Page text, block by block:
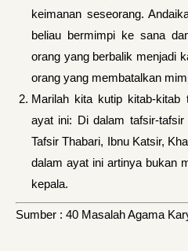
keimanan seseorang.
beliau bermimpi ke sana
orang yang berbalik menjadi
orang yang membatalkan
Marilah kita kutip kitab-kitab
ayat ini: Di dalam tafsir-tafsir
Tafsir Thabari, Ibnu Katsir,
dalam ayat ini artinya bukan
kepala.
Sumber : 40 Masalah Agama